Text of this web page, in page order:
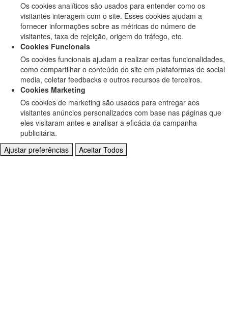
Os cookies analíticos são usados para entender como os
visitantes interagem com o site. Esses cookies ajudam a
fornecer informações sobre as métricas do número de
visitantes, taxa de rejeição, origem do tráfego, etc.
Cookies Funcionais
Os cookies funcionais ajudam a realizar certas funcionalidades,
como compartilhar o conteúdo do site em plataformas de social
media, coletar feedbacks e outros recursos de terceiros.
Cookies Marketing
Os cookies de marketing são usados para entregar aos
visitantes anúncios personalizados com base nas páginas que
eles visitaram antes e analisar a eficácia da campanha
publicitária.
Ajustar preferências
Aceitar Todos